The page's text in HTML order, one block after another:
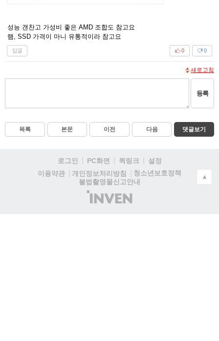
성능 갠찬고 가성비 좋은 AMD 조합도 참고요
램, SSD 가격이 마니 유통적이라 참고요
답글 0
0
새로고침
등록
목록 본문 이전 다음 댓글보기
로그인 PC화면 퀵링크
설정
이용약관
개인정보처리방침
청소년보호정책
불법촬영물신고안내
(주)
인
▲